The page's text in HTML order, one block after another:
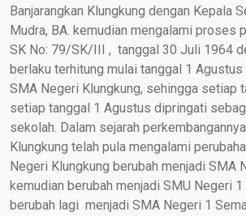
Banjarangkan Klungkung dengan Kepala
Mudra, BA. kemudian mengalami proses
SK No: 79/SK/III , tanggal 30 Juli 1964
berlaku terhitung mulai tanggal 1
SMA Negeri Klungkung, sehingga setiap
setiap tanggal 1 Agustus dipringati
sekolah. Dalam sejarah
Klungkung telah pula mengalami
Negeri Klungkung berubah menjadi SMA
kemudian berubah menjadi SMU Negeri 1
berubah lagi menjadi SMA Negeri 1